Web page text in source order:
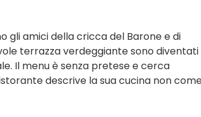
gli amici della cricca del Barone e di
terrazza verdeggiante sono diventati
Il menu è senza pretese e cerca
descrive la sua cucina non